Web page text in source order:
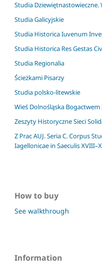
Studia Dziewiętnastowieczne.
Studia Galicyjskie
Studia Historica Iuvenum
Studia Historica Res Gestas
Studia Regionalia
Ścieżkami Pisarzy
Studia polsko-litewskie
Wieś Dolnośląska Bogactwem
Zeszyty Historyczne Sieci
Z Prac AUJ. Seria C. Corpus
Iagellonicae in Saeculis
How to buy
See walkthrough
Information